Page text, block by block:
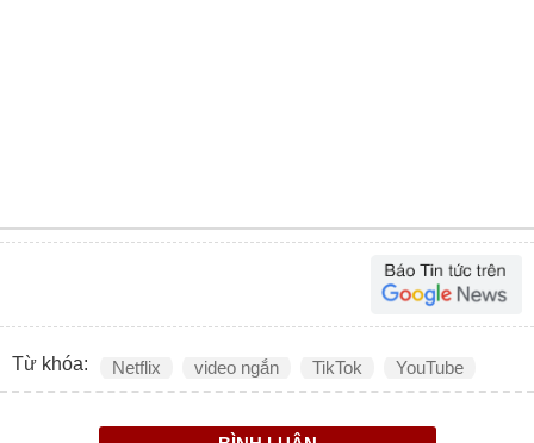
Từ khóa: Netflix video ngắn TikTok YouTube